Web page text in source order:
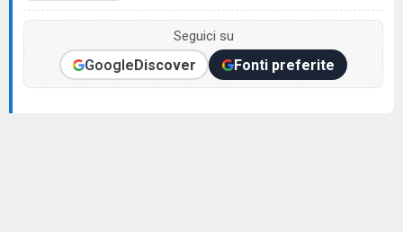
Seguici su
GoogleDiscover Fonti preferite